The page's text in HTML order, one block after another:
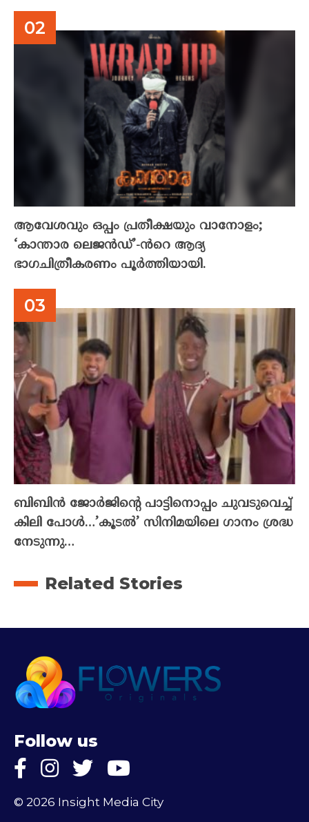
ആവേശവും ഒപ്പം പ്രതീക്ഷയും വാനോളം;
‘കാന്താര ലെജൻഡ്’-ൻറെ ആദ്യ
ഭാഗചിത്രീകരണം പൂർത്തിയായി.
ബിബിൻ ജോർജിന്റെ പാട്ടിനൊപ്പം ചുവടുവെച്ച്
കിലി പോൾ…’കൂടൽ’ സിനിമയിലെ ഗാനം ശ്രദ്ധ
നേടുന്നു…
Related Stories
Follow us
© 2026 Insight Media City